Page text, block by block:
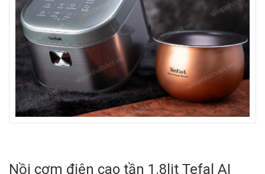
Nồi cơm điện cao tần 1.8lit Tefal AI